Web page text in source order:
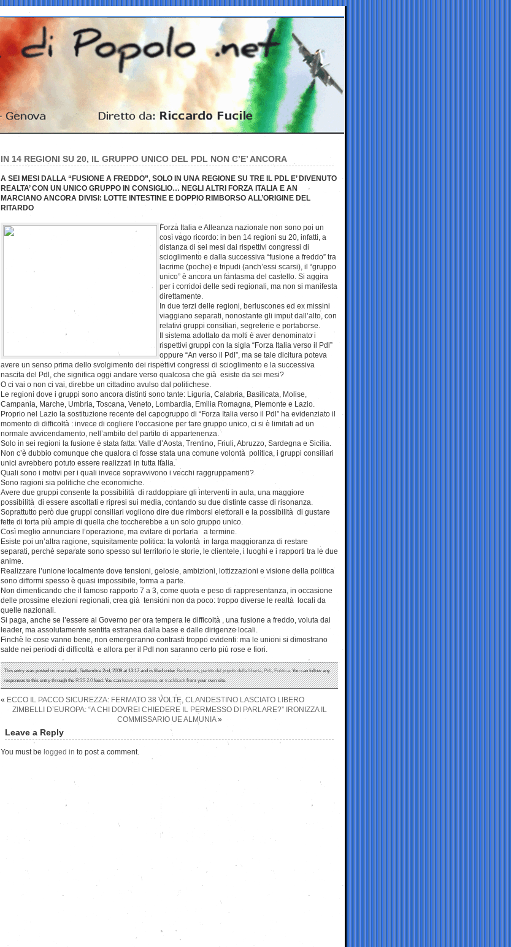
IN 14 REGIONI SU 20, IL GRUPPO UNICO DEL PDL NON C’E’ ANCORA
A SEI MESI DALLA “FUSIONE A FREDDO”, SOLO IN UNA REGIONE SU TRE IL PDL E’ DIVENUTO
REALTA’ CON UN UNICO GRUPPO IN CONSIGLIO… NEGLI ALTRI FORZA ITALIA E AN
MARCIANO ANCORA DIVISI: LOTTE INTESTINE E DOPPIO RIMBORSO ALL’ORIGINE DEL
RITARDO
Forza Italia e Alleanza nazionale non sono poi un
così vago ricordo: in ben 14 regioni su 20, infatti, a
distanza di sei mesi dai rispettivi congressi di
scioglimento e dalla successiva “fusione a freddo” tra
lacrime (poche) e tripudi (anch’essi scarsi), il “gruppo
unico” è ancora un fantasma del castello. Si aggira
per i corridoi delle sedi regionali, ma non si manifesta
direttamente.
In due terzi delle regioni, berluscones ed ex missini
viaggiano separati, nonostante gli imput dall’alto, con
relativi gruppi consiliari, segreterie e portaborse.
Il sistema adottato da molti è aver denominato i
rispettivi gruppi con la sigla “Forza Italia verso il Pdl”
oppure “An verso il Pdl”, ma se tale dicitura poteva
avere un senso prima dello svolgimento dei rispettivi congressi di scioglimento e la successiva
nascita del Pdl, che significa oggi andare verso qualcosa che già esiste da sei mesi?
O ci vai o non ci vai, direbbe un cittadino avulso dal politichese.
Le regioni dove i gruppi sono ancora distinti sono tante: Liguria, Calabria, Basilicata, Molise,
Campania, Marche, Umbria, Toscana, Veneto, Lombardia, Emilia Romagna, Piemonte e Lazio.
Proprio nel Lazio la sostituzione recente del capogruppo di “Forza Italia verso il Pdl” ha evidenziato il
momento di difficoltà : invece di cogliere l’occasione per fare gruppo unico, ci si è limitati ad un
normale avvicendamento, nell’ambito del partito di appartenenza.
Solo in sei regioni la fusione è stata fatta: Valle d’Aosta, Trentino, Friuli, Abruzzo, Sardegna e Sicilia.
Non c’è dubbio comunque che qualora ci fosse stata una comune volontà politica, i gruppi consiliari
unici avrebbero potuto essere realizzati in tutta Italia.
Quali sono i motivi per i quali invece sopravvivono i vecchi raggruppamenti?
Sono ragioni sia politiche che economiche.
Avere due gruppi consente la possibilità di raddoppiare gli interventi in aula, una maggiore
possibilità di essere ascoltati e ripresi sui media, contando su due distinte casse di risonanza.
Soprattutto però due gruppi consiliari vogliono dire due rimborsi elettorali e la possibilità di gustare
fette di torta più ampie di quella che toccherebbe a un solo gruppo unico.
Così meglio annunciare l’operazione, ma evitare di portarla a termine.
Esiste poi un’altra ragione, squisitamente politica: la volontà in larga maggioranza di restare
separati, perchè separate sono spesso sul territorio le storie, le clientele, i luoghi e i rapporti tra le due
anime.
Realizzare l’unione localmente dove tensioni, gelosie, ambizioni, lottizzazioni e visione della politica
sono difformi spesso è quasi impossibile, forma a parte.
Non dimenticando che il famoso rapporto 7 a 3, come quota e peso di rappresentanza, in occasione
delle prossime elezioni regionali, crea già tensioni non da poco: troppo diverse le realtà locali da
quelle nazionali.
Si paga, anche se l’essere al Governo per ora tempera le difficoltà , una fusione a freddo, voluta dai
leader, ma assolutamente sentita estranea dalla base e dalle dirigenze locali.
Finchè le cose vanno bene, non emergeranno contrasti troppo evidenti: ma le unioni si dimostrano
salde nei periodi di difficoltà e allora per il Pdl non saranno certo più rose e fiori.
This entry was posted on mercoledì, Settembre 2nd, 2009 at 13:17 and is filed underBerlusconi,partito del popolo della libertà,PdL,Politica. You can follow any
responses to this entry through theRSS 2.0feed. You canleave a response, ortrackbackfrom your own site.
« ECCO IL PACCO SICUREZZA: FERMATO 38 VOLTE, CLANDESTINO LASCIATO LIBERO
ZIMBELLI D’EUROPA: “A CHI DOVREI CHIEDERE IL PERMESSO DI PARLARE?” IRONIZZA IL
COMMISSARIO UE ALMUNIA»
Leave a Reply
You must be logged in to post a comment.